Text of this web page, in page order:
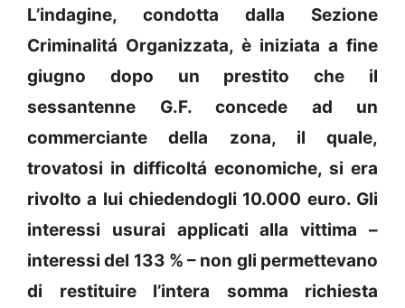
L’indagine, condotta dalla Sezione
Criminalitá Organizzata, è iniziata a fine
giugno dopo un prestito che il
sessantenne G.F. concede ad un
commerciante della zona, il quale,
trovatosi in difficoltá economiche, si era
rivolto a lui chiedendogli 10.000 euro. Gli
interessi usurai applicati alla vittima –
interessi del 133 % – non gli permettevano
di restituire l’intera somma richiesta